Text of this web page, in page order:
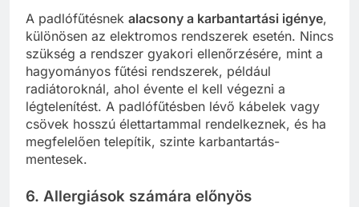
A padlófűtésnek alacsony a karbantartási igénye,
különösen az elektromos rendszerek esetén. Nincs
szükség a rendszer gyakori ellenőrzésére, mint a
hagyományos fűtési rendszerek, például
radiátoroknál, ahol évente el kell végezni a
légtelenítést. A padlófűtésben lévő kábelek vagy
csövek hosszú élettartammal rendelkeznek, és ha
megfelelően telepítik, szinte karbantartás-
mentesek.
6. Allergiások számára előnyös